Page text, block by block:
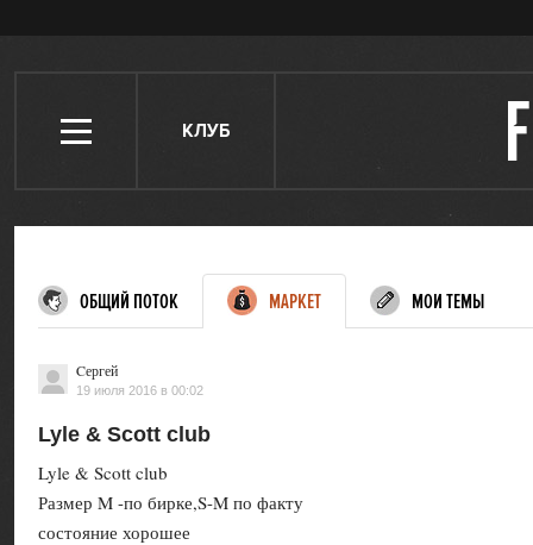
КЛУБ
ОБЩИЙ ПОТОК МАРКЕТ МОИ ТЕМЫ
Cергей
19 июля 2016 в 00:02
Lyle & Scott club
Lyle & Scott club
Размер M -по бирке,S-M по факту
состояние хорошее